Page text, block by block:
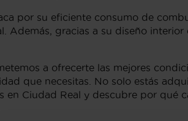
por su eficiente consumo de
Además, gracias a su diseño
a ofrecerte las mejores
que necesitas. No solo estás
en Ciudad Real y descubre por qué